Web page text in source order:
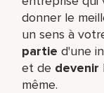
donner le
un sens à
partie d'une
et de devenir
même.